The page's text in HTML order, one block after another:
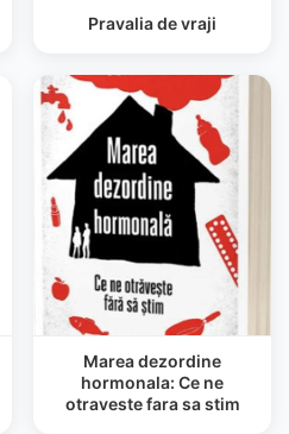
Pravalia de vraji
Marea dezordine
hormonala: Ce ne
otraveste fara sa stim